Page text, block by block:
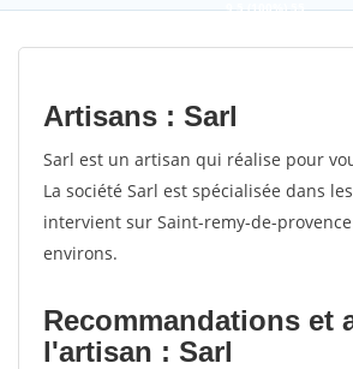
9,5(100%)55
votes
Artisans : Sarl
Sarl est un artisan qui réalise pour
La société Sarl est spécialisée dans
intervient sur Saint-remy-de-provence
environs.
Recommandations et
l'artisan : Sarl